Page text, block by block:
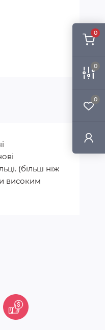
0
0
0
(більш ніж
високим